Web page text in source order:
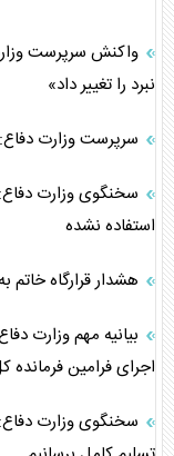
واکنش سرپرست
نبرد را تغییر داد»
سرپرست وزارت
سخنگوی وزارت
استفاده نشده
هشدار قرارگاه خاتم
بیانیه مهم وزارت
اجرای فرامین فرمانده
سخنگوی وزارت